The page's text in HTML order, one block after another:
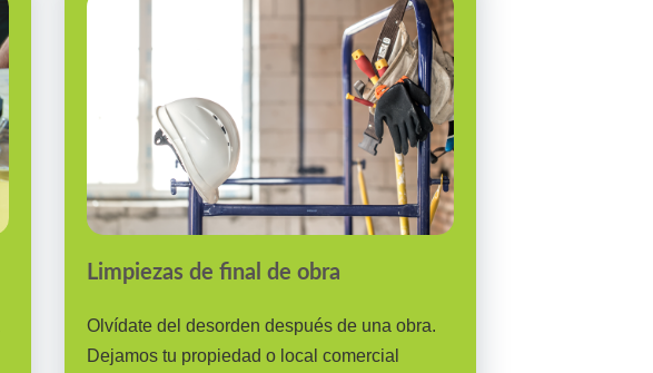
Limpiezas de final de obra
Olvídate del desorden después de una obra.
Dejamos tu propiedad o local comercial